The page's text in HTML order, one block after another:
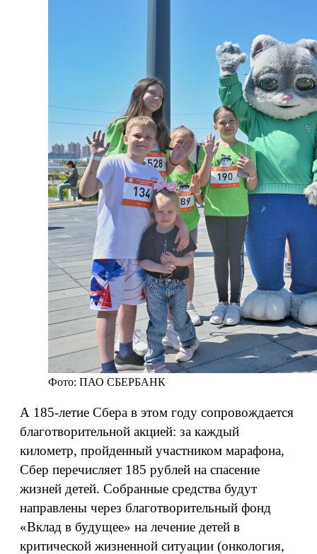
Фото: ПАО СБЕРБАНК
А 185-летие Сбера в этом году сопровождается
благотворительной акцией: за каждый
километр, пройденный участником марафона,
Сбер перечисляет 185 рублей на спасение
жизней детей. Собранные средства будут
направлены через благотворительный фонд
«Вклад в будущее» на лечение детей в
критической жизненной ситуации (онкология,